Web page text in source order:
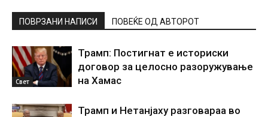
ПОВРЗАНИ НАПИСИ ПОВЕЌЕ ОД АВТОРОТ
Свет
Трамп: Постигнат е историски
договор за целосно разоружување
на Хамас
Трамп и Нетанјаху разговараа во